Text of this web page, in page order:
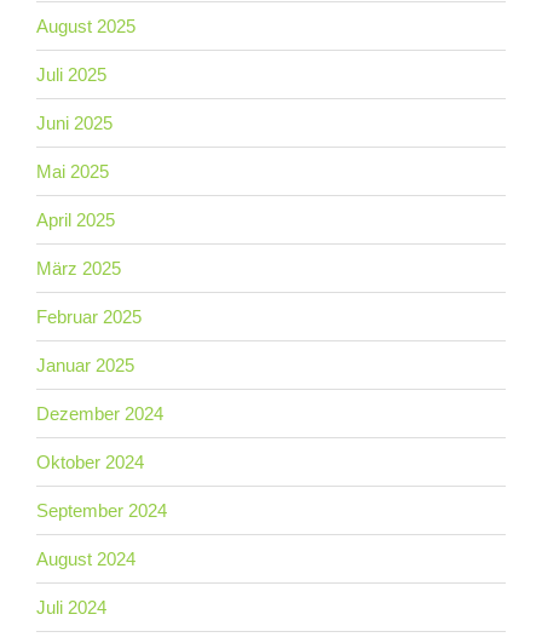
August 2025
Juli 2025
Juni 2025
Mai 2025
April 2025
März 2025
Februar 2025
Januar 2025
Dezember 2024
Oktober 2024
September 2024
August 2024
Juli 2024